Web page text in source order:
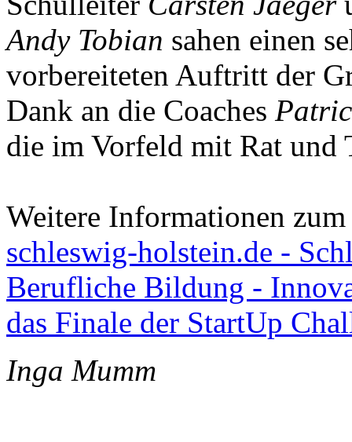
Andy Tobian sahen einen
vorbereiteten Auftritt der
Dank an die Coaches
die im Vorfeld mit Rat und
Weitere Informationen
schleswig-holstein.de -
Berufliche Bildung -
das Finale der StartUp
Inga Mumm